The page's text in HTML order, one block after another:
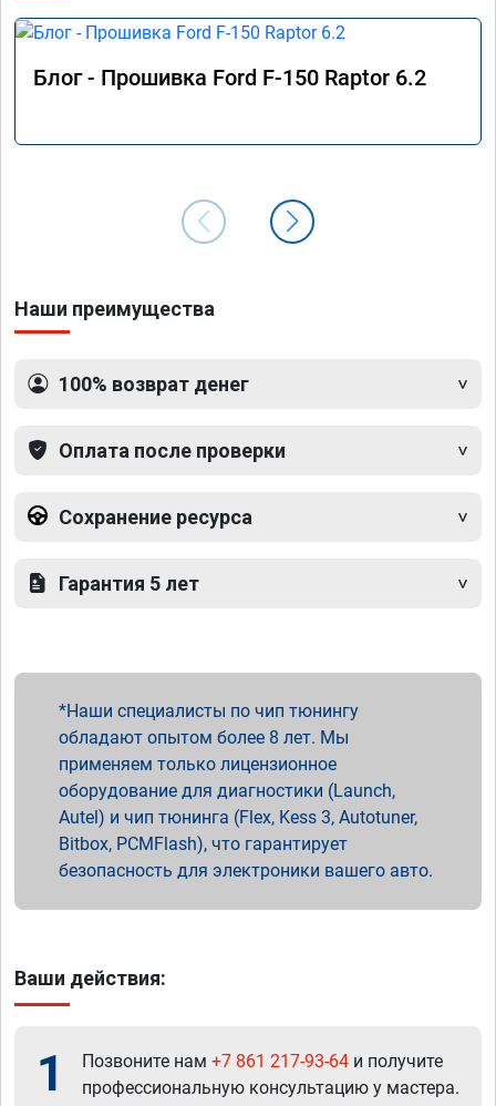
Блог - Прошивка Ford F-150 Raptor 6.2
Наши преимущества
100% возврат денег
Оплата после проверки
Сохранение ресурса
Гарантия 5 лет
Наши специалисты по чип тюнингу
обладают опытом более 8 лет. Мы
применяем только лицензионное
оборудование для диагностики (Launch,
Autel) и чип тюнинга (Flex, Kess 3, Autotuner,
Bitbox, PCMFlash), что гарантирует
безопасность для электроники вашего авто.
Ваши действия:
1 Позвоните нам +7 861 217-93-64 и получите
профессиональную консультацию у мастера.